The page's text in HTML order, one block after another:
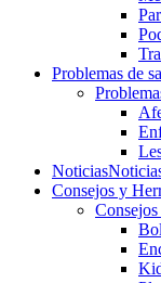
Problemas de
Noticias
Consejos y